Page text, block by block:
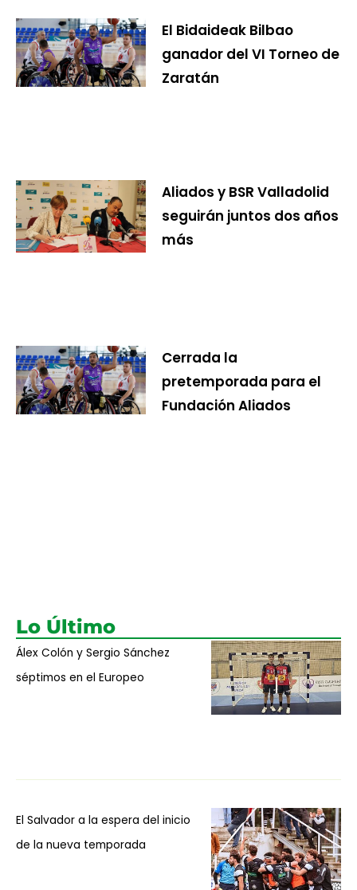
El Bidaideak Bilbao
ganador del VI Torneo de
Zaratán
Aliados y BSR Valladolid
seguirán juntos dos años
más
Cerrada la
pretemporada para el
Fundación Aliados
Lo Último
Álex Colón y Sergio Sánchez
séptimos en el Europeo
El Salvador a la espera del inicio
de la nueva temporada